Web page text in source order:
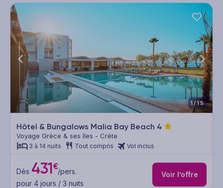
1/15
Hôtel & Bungalows Malia Bay Beach 4
Voyage Grèce & ses îles - Crète
3 à 14 nuits Tout compris Vol inclus
Dès 431€/pers.
pour 4 jours / 3 nuits
Voir l’offre